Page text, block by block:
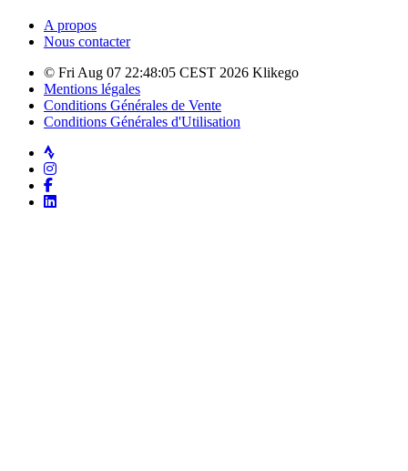
A propos
Nous contacter
© Fri Aug 07 22:48:05 CEST 2026 Klikego
Mentions légales
Conditions Générales de Vente
Conditions Générales d'Utilisation
Strava
Instagram
Facebook